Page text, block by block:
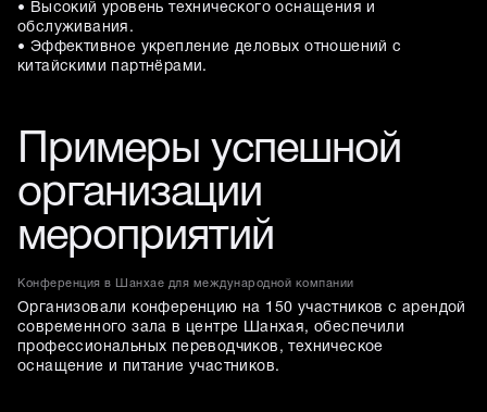
• Высокий уровень технического оснащения и
обслуживания.
• Эффективное укрепление деловых отношений с
китайскими партнёрами.
Примеры успешной
организации
мероприятий
Конференция в Шанхае для международной компании
Организовали конференцию на 150 участников с арендой
современного зала в центре Шанхая, обеспечили
профессиональных переводчиков, техническое
оснащение и питание участников.